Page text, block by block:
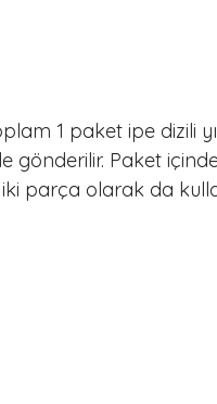
1 paket ipe dizili
gönderilir. Paket
parça olarak da